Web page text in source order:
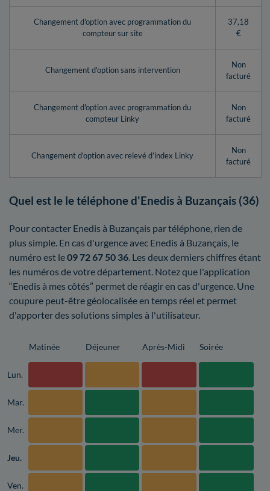
Changement d'option avec programmation du
compteur sur site
37,18
€
Changement d'option sans intervention
Non
facturé
Changement d'option avec programmation du
compteur Linky
Non
facturé
Changement d'option avec relevé d’index Linky
Non
facturé
Quel est le le téléphone d'Enedis à Buzançais (36)
Pour contacter Enedis à Buzançais par téléphone, rien de
plus simple. En cas d'urgence avec Enedis à Buzançais, le
numéro est le09 72 67 50 36 . Les deux derniers chiffres étant
les numéros de votre département. Notez que l'application
“Enedis à mes côtés” permet de réagir en cas d'urgence. Une
coupure peut-être géolocalisée en temps réel et permet
d'apporter des solutions simples à l'utilisateur.
Matinée Déjeuner Après-Midi Soirée
Lun.
Mar.
Mer.
Jeu.
Ven.